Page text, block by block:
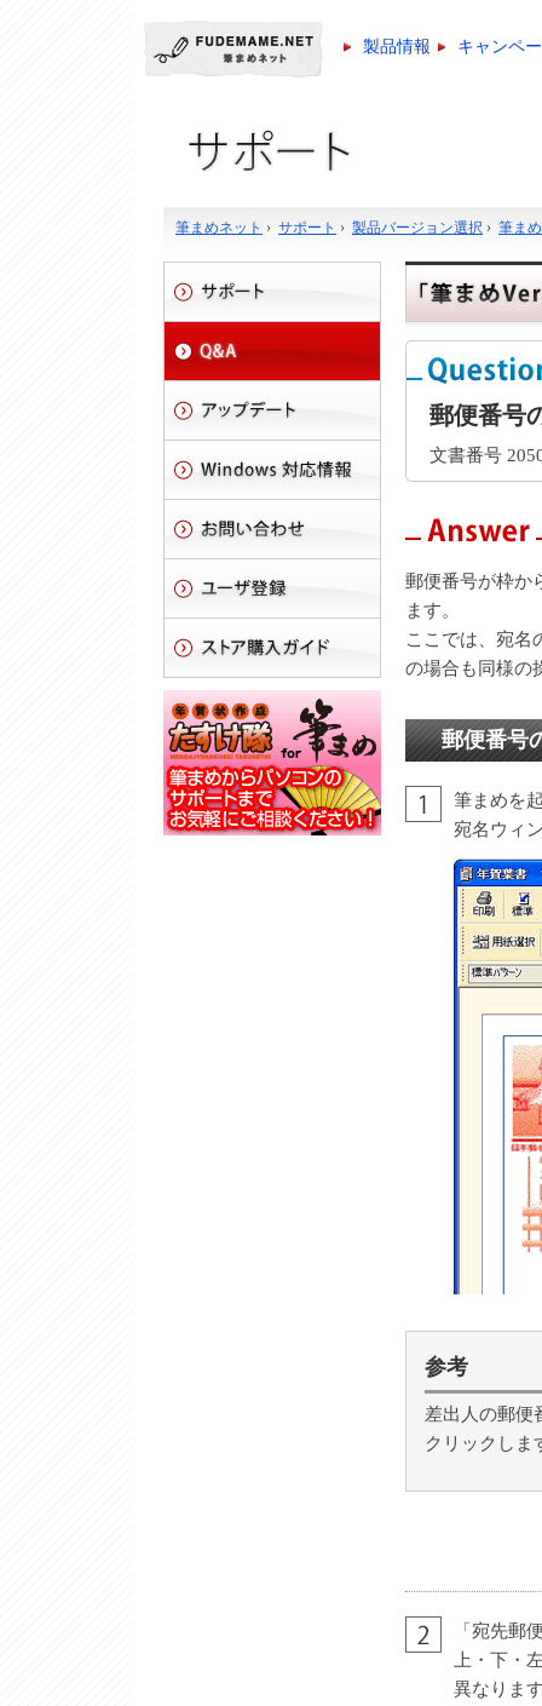
製品情報 キャンペ
筆まめネット › サポート › 製品バージョン選択 › 筆ま
郵便番号
文書番号
郵便番号が枠か
ます。
ここでは、宛名
の場合も同様の
郵便番号
筆まめを
宛名ウィ
参考
差出人の郵便
クリックしま
「宛先郵
上・下・
異なりま